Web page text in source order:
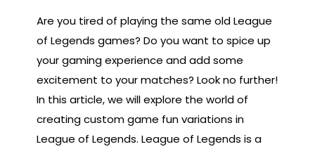
Are you tired of playing the same old League
of Legends games? Do you want to spice up
your gaming experience and add some
excitement to your matches? Look no further!
In this article, we will explore the world of
creating custom game fun variations in
League of Legends. League of Legends is a